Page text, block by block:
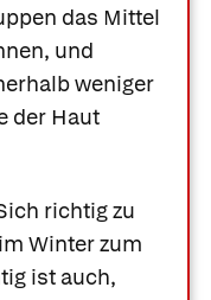
das Mittel
und
weniger
der Haut
richtig zu
Winter zum
ist auch,